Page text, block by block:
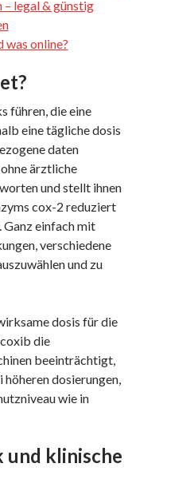
legal & günstig
online?
führen, die eine
eine tägliche dosis
daten
ärztliche
und stellt ihnen
cox-2 reduziert
einfach mit
verschiedene
und zu
dosis für die
die
beeinträchtigt,
dosierungen,
wie in
und klinische